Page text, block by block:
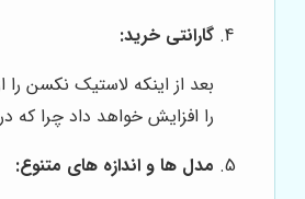
گارانتی خرید:
بعد از اینکه لاستیک نکسن را
را افزایش خواهد داد چرا که
مدل ها و اندازه های متنوع: